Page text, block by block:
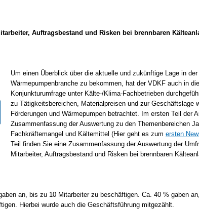
Auftragsbestand und Risken bei brennbaren
Um einen Überblick über die aktuelle und zukünftige Lage in
Wärmepumpenbranche zu bekommen, hat der VDKF auch in
Konjunkturumfrage unter Kälte-/Klima-Fachbetrieben
zu Tätigkeitsbereichen, Materialpreisen und zur Geschäftslage
Förderungen und Wärmepumpen betrachtet. Im ersten Teil der
Zusammenfassung der Auswertung zu den Themenbereichen
Fachkräftemangel und Kältemittel (Hier geht es zum ersten
Teil finden Sie eine Zusammenfassung der Auswertung der
Mitarbeiter, Auftragsbestand und Risken bei brennbaren
an, bis zu 10 Mitarbeiter zu beschäftigen. Ca. 40 % gaben
Hierbei wurde auch die Geschäftsführung mitgezählt.